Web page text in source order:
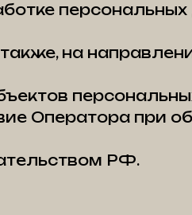
на
Оператора при
РФ.